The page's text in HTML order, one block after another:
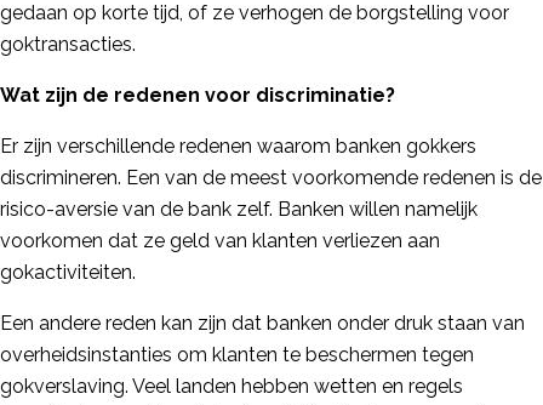
gedaan op korte tijd, of ze verhogen de borgstelling voor
goktransacties.
Wat zijn de redenen voor discriminatie?
Er zijn verschillende redenen waarom banken gokkers
discrimineren. Een van de meest voorkomende redenen is de
risico-aversie van de bank zelf. Banken willen namelijk
voorkomen dat ze geld van klanten verliezen aan
gokactiviteiten.
Een andere reden kan zijn dat banken onder druk staan van
overheidsinstanties om klanten te beschermen tegen
gokverslaving. Veel landen hebben wetten en regels